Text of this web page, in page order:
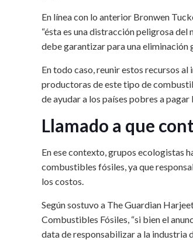
En línea con lo anterior Bronwen
“ésta es una distracción peligrosa
debe garantizar para una eliminación
En todo caso, reunir estos recursos
productoras de este tipo de
de ayudar a los países pobres a
Llamado a que
En ese contexto, grupos ecologistas
combustibles fósiles, ya que
los costos.
Según sostuvo a The Guardian
Combustibles Fósiles, “si bien el
data de responsabilizar a la industria